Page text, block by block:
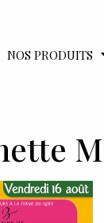
NOS PRODUITS